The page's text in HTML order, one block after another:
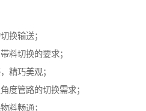
换输送；
料切换的要求；
精巧美观；
度管路的切换需求；
料畅通；